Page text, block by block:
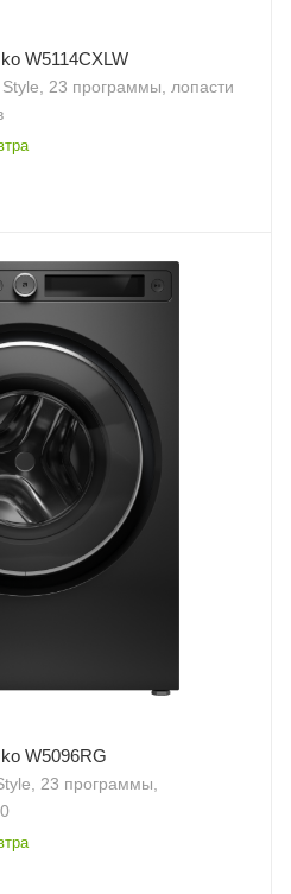
W5114CXLW
Style, 23 программы, лопасти
W5096RG
23 программы,